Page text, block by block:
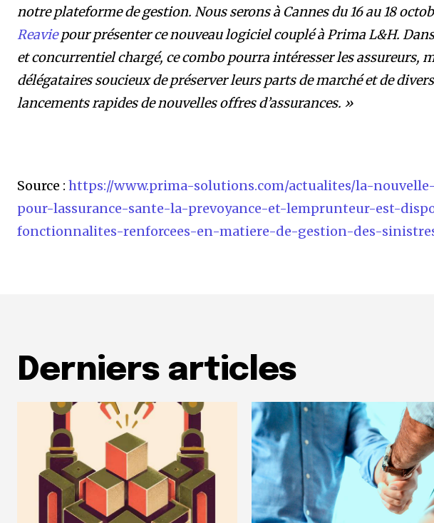
notre plateforme de gestion. Nous serons à Cannes du 16 au 18
Reaviepour présenter ce nouveau logiciel couplé à Prima L&H.
et concurrentiel chargé, ce combo pourra intéresser les assureurs,
délégataires soucieux de préserver leurs parts de marché et de
lancements rapides de nouvelles offres d’assurances. »
Source : https://www.prima-solutions.com/actualites/la-
pour-lassurance-sante-la-prevoyance-et-lemprunteur-est-
fonctionnalites-renforcees-en-matiere-de-gestion-des-
Derniers articles